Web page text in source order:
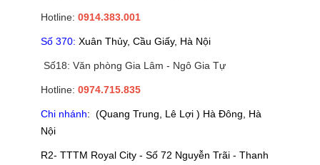
Hotline: 0914.383.001
Số 370: Xuân Thủy, Cầu Giấy, Hà Nội
Số18: Văn phòng Gia Lâm - Ngô Gia Tự
Hotline: 0974.715.835
Chi nhánh: (Quang Trung, Lê Lợi ) Hà Đông, Hà
Nội
R2- TTTM Royal City - Số 72 Nguyễn Trãi - Thanh